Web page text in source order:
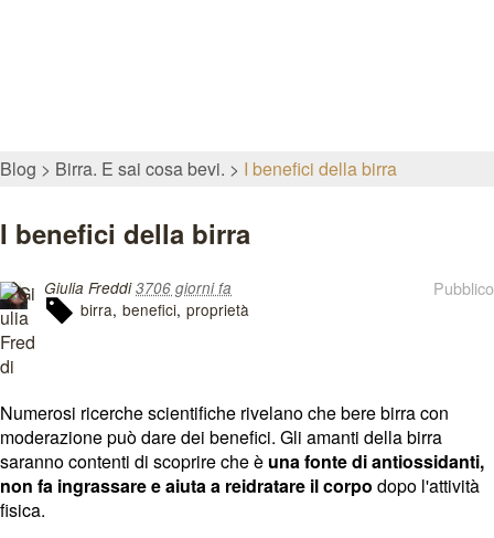
Blog Birra. E sai cosa bevi. I benefici della birra
I benefici della birra
Pubblico
Giulia Freddi 3706 giorni fa
birra benefici proprietà
Numerosi ricerche scientifiche rivelano che bere birra con
moderazione può dare dei benefici. Gli amanti della birra
saranno contenti di scoprire che è una fonte di antiossidanti,
non fa ingrassare e aiuta a reidratare il corpo dopo l'attività
fisica.